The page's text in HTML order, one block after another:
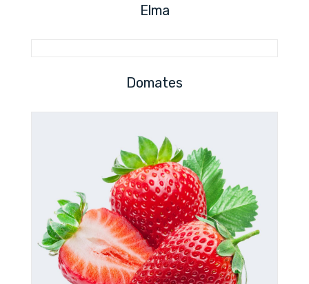
Elma
Domates